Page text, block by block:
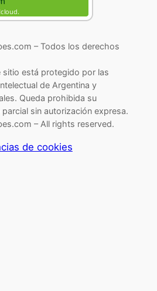
– Todos los derechos
sitio está protegido por las
de Argentina y
Queda prohibida su
sin autorización expresa.
– All rights reserved.
de cookies